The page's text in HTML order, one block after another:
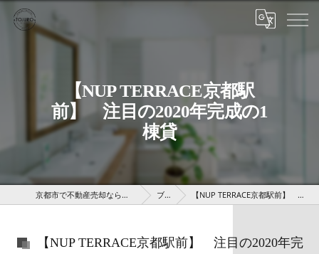
【NUP TERRACE京都駅
前】 注目の2020年完成の1
棟貸
京都市で不動産売却なら株式会社京 藤十郎不動産 ブログ 【NUP TERRACE京都駅前】 注目の2020年完成の1棟貸
【NUP TERRACE京都駅前】 注目の2020年完